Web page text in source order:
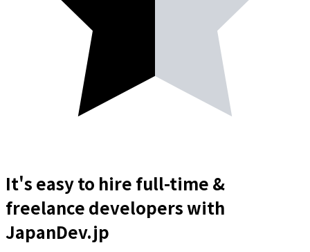
It's easy to hire full-time &
freelance developerswith
JapanDev.jp